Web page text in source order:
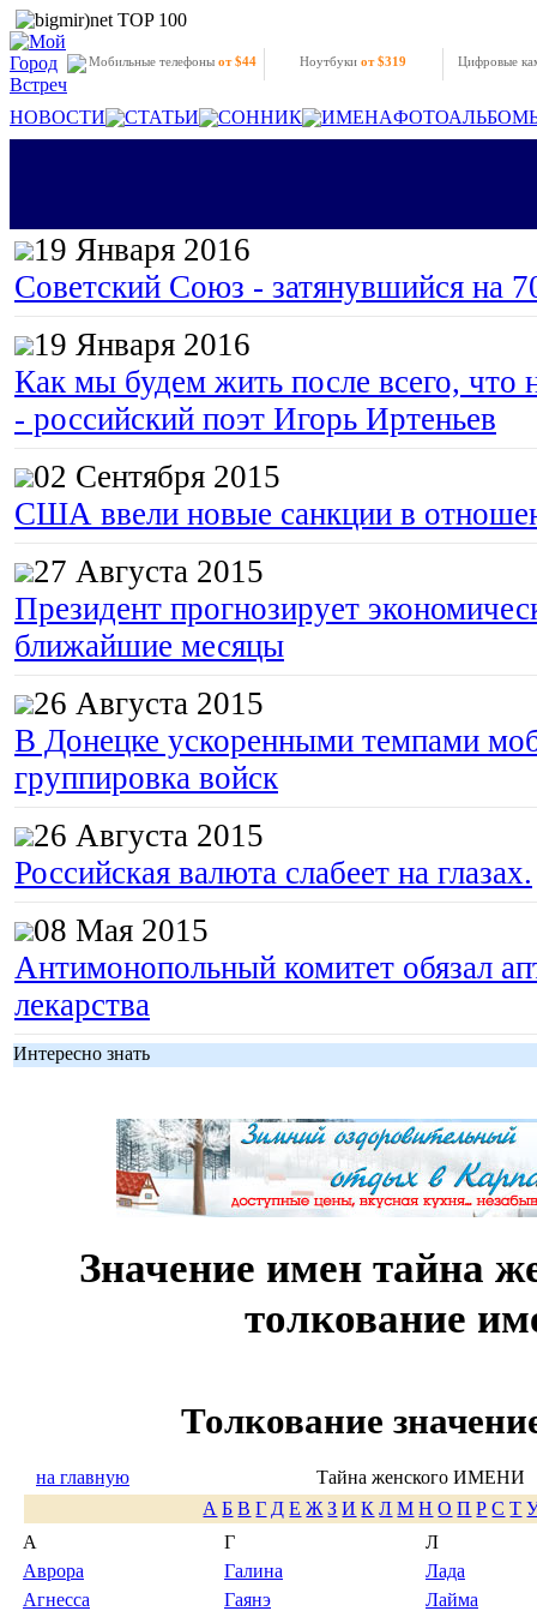
Мобильные телефоны от $44 Ноутбукиот $319 Цифровые
НОВОСТИ СТАТЬИ СОННИК ИМЕНА
19 Января 2016
Советский Союз - затянувшийся на
19 Января 2016
Как мы будем жить после всего, что
- российский поэт Игорь Иртеньев
02 Сентября 2015
США ввели новые санкции в
27 Августа 2015
Президент прогнозирует
ближайшие месяцы
26 Августа 2015
В Донецке ускоренными темпами
группировка войск
26 Августа 2015
Российская валюта слабеет на глазах.
08 Мая 2015
Антимонопольный комитет обязал
лекарства
Интересно знать
Значение имен тайна
толкование
Толкование
на главную
Тайна женского ИМЕНИ
А Б В Г Д Е Ж З И К Л М Н О П Р С Т
А
Аврора
Агнесса
Г
Галина
Гаянэ
Л
Лада
Лайма